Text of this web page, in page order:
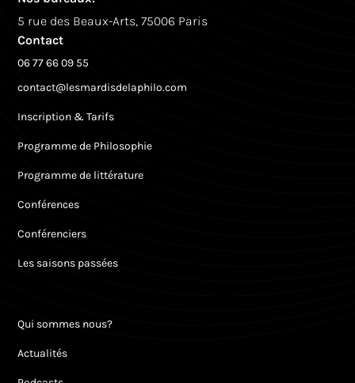
5 rue des Beaux-Arts, 75006 Paris
Contact
06 77 66 09 55
contact@lesmardisdelaphilo.com
Inscription & Tarifs
Programme de Philosophie
Programme de littérature
Conférences
Conférenciers
Les saisons passées
Qui sommes nous?
Actualités